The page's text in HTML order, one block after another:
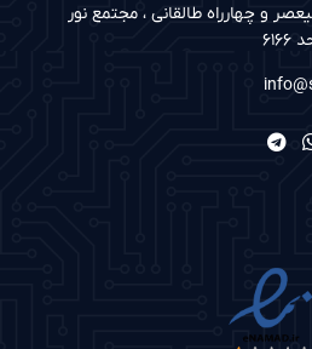
و چهارراه طالقانی ، مجتمع نور